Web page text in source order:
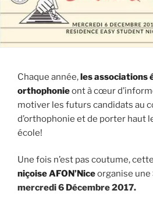
Chaque année,les associations
orthophonieont à cœur
motiver les futurs candidats au
d’orthophonie et de porter haut
école!
Une fois n’est pas coutume,
niçoise AFON’Niceorganise une
mercredi 6 Décembre 2017.